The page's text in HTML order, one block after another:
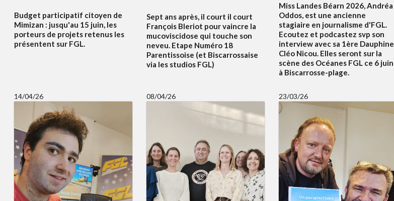
Budget participatif citoyen de
Mimizan : jusqu'au 15 juin, les
porteurs de projets retenus les
présentent sur FGL.
Sept ans après, il court il court
François Bleriot pour vaincre la
mucoviscidose qui touche son
neveu. Etape Numéro 18
Parentissoise (et Biscarrossaise
via les studios FGL)
Miss Landes Béarn 2026, Andréa
Oddos, est une ancienne
stagiaire en journalisme d'FGL.
Ecoutez et podcastez svp son
interview avec sa 1ère Dauphine
Cléo Nicou. Elles seront sur la
scène des Océanes FGL ce 6 juin
à Biscarrosse-plage.
14/04/26 08/04/26 23/03/26